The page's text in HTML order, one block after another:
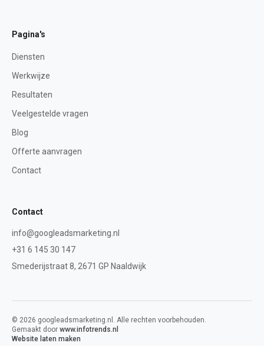
Pagina's
Diensten
Werkwijze
Resultaten
Veelgestelde vragen
Blog
Offerte aanvragen
Contact
Contact
info@googleadsmarketing.nl
+31 6 145 30 147
Smederijstraat 8, 2671 GP Naaldwijk
© 2026 googleadsmarketing.nl . Alle rechten voorbehouden.
Gemaakt door www.infotrends.nl
Website laten maken